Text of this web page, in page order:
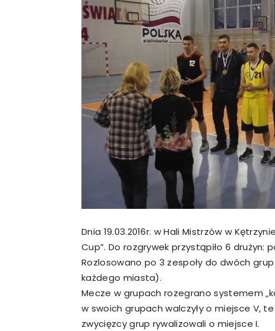
Dnia 19.03.2016r. w Hali Mistrzów w
Cup”. Do rozgrywek przystąpiło 6 drużyn:
Rozlosowano po 3 zespoły do dwóch
każdego miasta).
Mecze w grupach rozegrano systemem
w swoich grupach walczyły o miejsce V,
zwycięzcy grup rywalizowali o miejsce I.